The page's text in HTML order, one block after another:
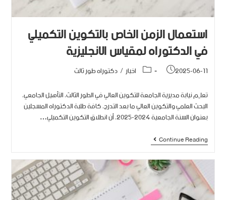
استعمال الزمن الخاص بالتكوين التكميلي
في الدكتوراه لمقياس الانجليزية
2025-06-11 اخبار/دكتوراه طور ثالث
تعلِم نيابة مديرية الجامعة للتكوين العالي في الطور الثالث، التأهيل الجامعي،
البحث العلمي والتكوين العالي ما بعد التدرج، كافة طلبة الدكتوراه المسجلين
بعنوان السنة الجامعية 2024-2025، أن انطلاق التكوين التكميلي…
Continue Reading